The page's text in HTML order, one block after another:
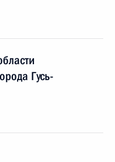
Гусь-